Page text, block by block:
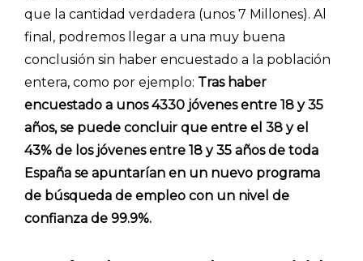
que la cantidad verdadera (unos 7 Millones). Al
final, podremos llegar a una muy buena
conclusión sin haber encuestado a la población
entera, como por ejemplo: Tras haber
encuestado a unos 4330 jóvenes entre 18 y 35
años, se puede concluir que entre el 38 y el
43% de los jóvenes entre 18 y 35 años de toda
España se apuntarían en un nuevo programa
de búsqueda de empleo con un nivel de
confianza de 99.9%.